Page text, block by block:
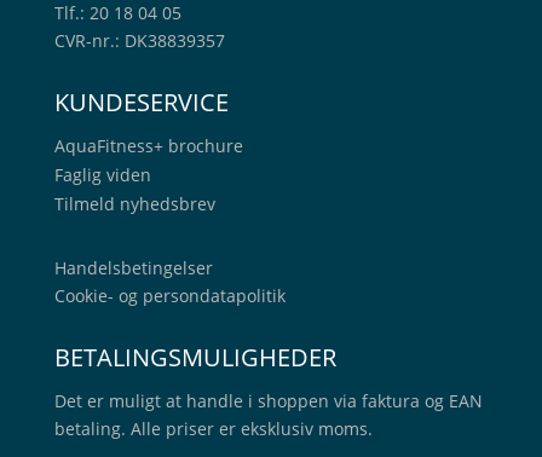
Tlf.: 20 18 04 05
CVR-nr.: DK38839357
KUNDESERVICE
AquaFitness+ brochure
Faglig viden
Tilmeld nyhedsbrev
Handelsbetingelser
Cookie- og persondatapolitik
BETALINGSMULIGHEDER
Det er muligt at handle i shoppen via faktura og EAN
betaling. Alle priser er eksklusiv moms.